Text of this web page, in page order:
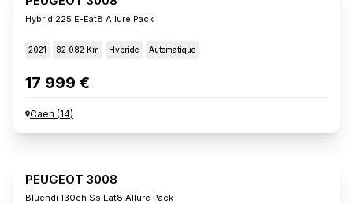
Hybrid 225 E-Eat8 Allure Pack
2021 82 082 Km Hybride Automatique
17 999 €
Caen (14)
PEUGEOT 3008
Bluehdi 130ch Ss Eat8 Allure Pack